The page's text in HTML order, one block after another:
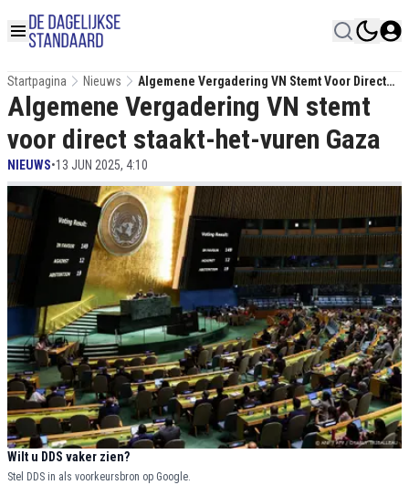
Startpagina Nieuws
Algemene Vergadering VN Stemt Voor Direct
Staakt-Het-Vuren Gaza
Algemene Vergadering VN stemt
voor direct staakt-het-vuren Gaza
NIEUWS•13 JUN 2025, 4:10
Wilt u DDS vaker zien?
Stel DDS in als voorkeursbron op Google.